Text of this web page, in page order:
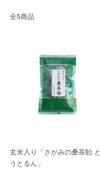
全5商品
玄米入り「さがみの桑茶飴 と
うとるん」